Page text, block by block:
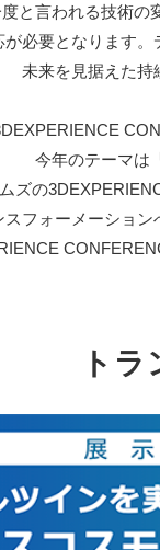
と言われる技術の
必要となります
未来を見据えた持
今年のテーマは
ズの
フォーメーション
ト